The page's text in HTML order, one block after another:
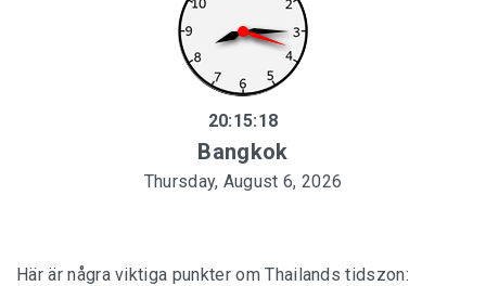
20:15:19
Bangkok
Thursday, August 6, 2026
Här är några viktiga punkter om Thailands tidszon: